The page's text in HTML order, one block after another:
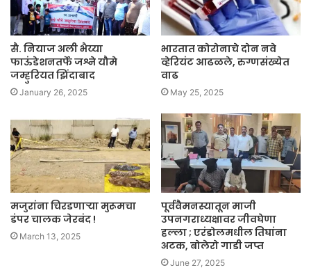
सै. नियाज अली भैय्या
फाऊंडेशनतर्फे जश्ने यौमे
जम्हुरियत झिंदाबाद
January 26, 2025
भारतात कोरोनाचे दोन नवे
व्हेरियंट आढळले, रुग्णसंख्येत
वाढ
May 25, 2025
मजुरांना चिरडणाऱ्या मुरूमचा
डंपर चालक जेरबंद !
March 13, 2025
पूर्ववैमनस्यातून माजी
उपनगराध्यक्षावर जीवघेणा
हल्ला ; एरंडोलमधील तिघांना
अटक, बोलेरो गाडी जप्त
June 27, 2025